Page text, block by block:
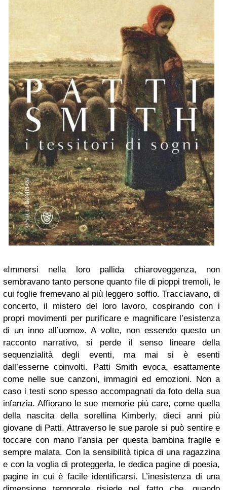
«Immersi nella loro pallida chiaroveggenza, non
sembravano tanto persone quanto file di pioppi tremoli, le
cui foglie fremevano al più leggero soffio. Tracciavano, di
concerto, il mistero del loro lavoro, cospirando con i
propri movimenti per purificare e magnificare l’esistenza
di un inno all’uomo». A volte, non essendo questo un
racconto narrativo, si perde il senso lineare della
sequenzialità degli eventi, ma mai si è esenti
dall’esserne coinvolti. Patti Smith evoca, esattamente
come nelle sue canzoni, immagini ed emozioni. Non a
caso i testi sono spesso accompagnati da foto della sua
infanzia. Affiorano le sue memorie più care, come quella
della nascita della sorellina Kimberly, dieci anni più
giovane di Patti. Attraverso le sue parole si può sentire e
toccare con mano l’ansia per questa bambina fragile e
sempre malata. Con la sensibilità tipica di una ragazzina
e con la voglia di proteggerla, le dedica pagine di poesia,
pagine in cui è facile identificarsi. L’inesistenza di una